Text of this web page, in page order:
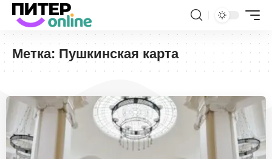
Метка:Пушкинская карта